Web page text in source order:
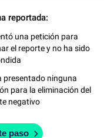
reportada:
una petición para
el reporte y no ha sido
presentado ninguna
para la eliminación del
negativo
paso